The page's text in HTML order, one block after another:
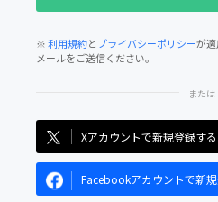
※利用規約とプライバシーポリシーが適
メールをご送信ください。
Xアカウントで新規登録する
Facebookアカウントで新